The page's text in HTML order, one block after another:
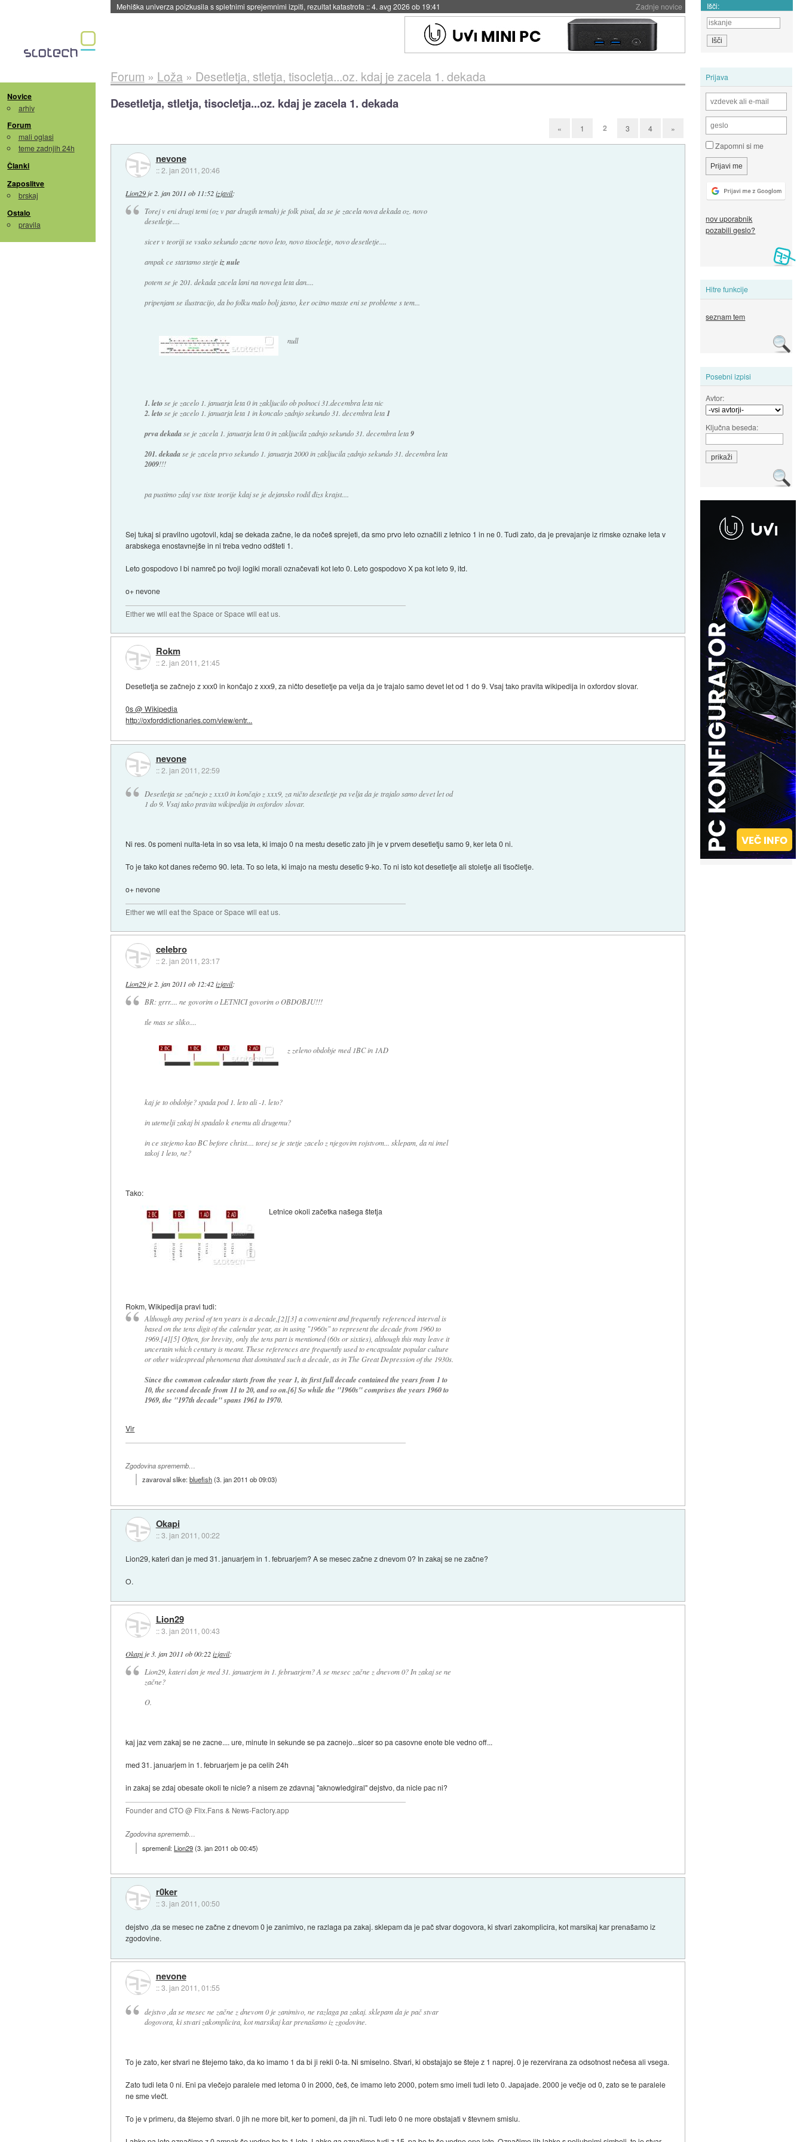
Zadnje novice
Evropska vesoljska agencija razvija svojo raketo za večkratno uporabo::4. avg 2026 ob 19:41 Išči:
Novice
arhiv
Forum
mali oglasi
teme zadnjih 24h
Članki
Zaposlitve
brskaj
Ostalo
pravila
Prijava
Zapomni si me
nov uporabnik
pozabili geslo?
Hitre funkcije
seznam tem
Posebni izpisi
Avtor:
Ključna beseda:
Forum » Loža» Desetletja, stletja, tisocletja...oz. kdaj je zacela 1. dekada
Desetletja, stletja, tisocletja...oz. kdaj je zacela 1. dekada
« 1 2 3 4 »
nevone
::2. jan 2011, 20:46
Lion29 je 2. jan 2011 ob 11:52 izjavil:
Torej v eni drugi temi (oz v par drugih temah) je folk pisal, da se je zacela nova dekada oz. novo
desetletje....
sicer v teoriji se vsako sekundo zacne novo leto, novo tisocletje, novo desetletje....
ampak ce startamo stetje iz nule
potem se je 201. dekada zacela lani na novega leta dan....
pripenjam se ilustracijo, da bo folku malo bolj jasno, ker ocitno maste eni se probleme s tem...
null
1. letose je zacelo 1. januarja leta 0 in zakljucilo ob polnoci 31.decembra leta nic
2. letose je zacelo 1. januarja leta 1 in koncalo zadnjo sekundo 31. decembra leta1
prva dekadase je zacela 1. januarja leta 0 in zakljucila zadnjo sekundo 31. decembra leta9
201. dekadase je zacela prvo sekundo 1. januarja 2000 in zakljucila zadnjo sekundo 31. decembra leta
2009!!!
pa pustimo zdaj vse tiste teorije kdaj se je dejansko rodil đizs krajst....
Sej tukaj si pravilno ugotovil, kdaj se dekada začne, le da nočeš sprejeti, da smo prvo leto označili z letnico 1 in ne 0. Tudi zato, da je prevajanje iz rimske oznake leta v
arabskega enostavnejše in ni treba vedno odšteti 1.
Leto gospodovo I bi namreč po tvoji logiki morali označevati kot leto 0. Leto gospodovo X pa kot leto 9, itd.
o+ nevone
Either we will eat the Space or Space will eat us.
Rokm
::2. jan 2011, 21:45
Desetletja se začnejo z xxx0 in končajo z xxx9, za ničto desetletje pa velja da je trajalo samo devet let od 1 do 9. Vsaj tako pravita wikipedija in oxfordov slovar.
0s @ Wikipedia
http://oxforddictionaries.com/view/entr...
nevone
::2. jan 2011, 22:59
Desetletja se začnejo z xxx0 in končajo z xxx9, za ničto desetletje pa velja da je trajalo samo devet let od
1 do 9. Vsaj tako pravita wikipedija in oxfordov slovar.
Ni res. 0s pomeni nulta-leta in so vsa leta, ki imajo 0 na mestu desetic zato jih je v prvem desetletju samo 9, ker leta 0 ni.
To je tako kot danes rečemo 90. leta. To so leta, ki imajo na mestu desetic 9-ko. To ni isto kot desetletje ali stoletje ali tisočletje.
o+ nevone
Either we will eat the Space or Space will eat us.
celebro
::2. jan 2011, 23:17
Lion29 je 2. jan 2011 ob 12:42 izjavil:
BR: grrr.... ne govorim o LETNICI govorim o OBDOBJU!!!
tle mas se sliko....
z zeleno obdobje med 1BC in 1AD
kaj je to obdobje? spada pod 1. leto ali -1. leto?
in utemelji zakaj bi spadalo k enemu ali drugemu?
in ce stejemo kao BC before christ.... torej se je stetje zacelo z njegovim rojstvom... sklepam, da ni imel
takoj 1 leto, ne?
Tako:
Letnice okoli začetka našega štetja
Rokm, Wikipedija pravi tudi:
Although any period of ten years is a decade,[2][3] a convenient and frequently referenced interval is
based on the tens digit of the calendar year, as in using "1960s" to represent the decade from 1960 to
1969.[4][5] Often, for brevity, only the tens part is mentioned (60s or sixties), although this may leave it
uncertain which century is meant. These references are frequently used to encapsulate popular culture
or other widespread phenomena that dominated such a decade, as in The Great Depression of the 1930s.
Since the common calendar starts from the year 1, its first full decade contained the years from 1 to
10, the second decade from 11 to 20, and so on.[6] So while the "1960s" comprises the years 1960 to
1969, the "197th decade" spans 1961 to 1970.
Vir
Zgodovina sprememb…
zavaroval slike:bluefish(3. jan 2011 ob 09:03)
Okapi
::3. jan 2011, 00:22
Lion29, kateri dan je med 31. januarjem in 1. februarjem? A se mesec začne z dnevom 0? In zakaj se ne začne?
O.
Lion29
::3. jan 2011, 00:43
Okapije 3. jan 2011 ob 00:22 izjavil:
Lion29, kateri dan je med 31. januarjem in 1. februarjem? A se mesec začne z dnevom 0? In zakaj se ne
začne?
O.
kaj jaz vem zakaj se ne zacne.... ure, minute in sekunde se pa zacnejo...sicer so pa casovne enote ble vedno off...
med 31. januarjem in 1. februarjem je pa celih 24h
in zakaj se zdaj obesate okoli te nicle? a nisem ze zdavnaj "aknowledgiral" dejstvo, da nicle pac ni?
Founder and CTO @ Flix.Fans & News-Factory.app
Zgodovina sprememb…
spremenil:Lion29(3. jan 2011 ob 00:45)
r0ker
::3. jan 2011, 00:50
dejstvo ,da se mesec ne začne z dnevom 0 je zanimivo, ne razlaga pa zakaj. sklepam da je pač stvar dogovora, ki stvari zakomplicira, kot marsikaj kar prenašamo iz
zgodovine.
nevone
::3. jan 2011, 01:55
dejstvo ,da se mesec ne začne z dnevom 0 je zanimivo, ne razlaga pa zakaj. sklepam da je pač stvar
dogovora, ki stvari zakomplicira, kot marsikaj kar prenašamo iz zgodovine.
To je zato, ker stvari ne štejemo tako, da ko imamo 1 da bi ji rekli 0-ta. Ni smiselno. Stvari, ki obstajajo se šteje z 1 naprej. 0 je rezervirana za odsotnost nečesa ali vsega.
Zato tudi leta 0 ni. Eni pa vlečejo paralele med letoma 0 in 2000, češ, če imamo leto 2000, potem smo imeli tudi leto 0. Japajade. 2000 je večje od 0, zato se te paralele
ne sme vlečt.
To je v primeru, da štejemo stvari. 0 jih ne more bit, ker to pomeni, da jih ni. Tudi leto 0 ne more obstajati v števnem smislu.